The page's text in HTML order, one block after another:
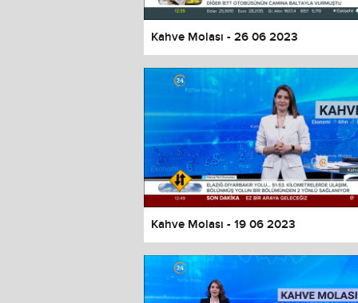
Kahve Molası - 26 06 2023
Kahve Molası - 19 06 2023